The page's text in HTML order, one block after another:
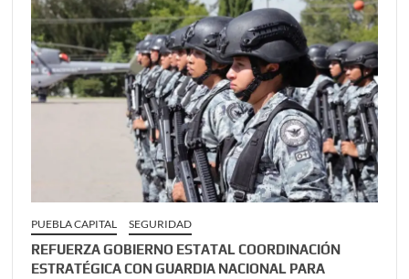
PUEBLA CAPITAL SEGURIDAD
REFUERZA GOBIERNO ESTATAL COORDINACIÓN
ESTRATÉGICA CON GUARDIA NACIONAL PARA